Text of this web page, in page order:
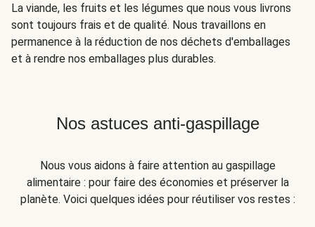
La viande, les fruits et les légumes que nous vous livrons
sont toujours frais et de qualité. Nous travaillons en
permanence à la réduction de nos déchets d'emballages
et à rendre nos emballages plus durables.
Nos astuces anti-gaspillage
Nous vous aidons à faire attention au gaspillage
alimentaire : pour faire des économies et préserver la
planète. Voici quelques idées pour réutiliser vos restes :